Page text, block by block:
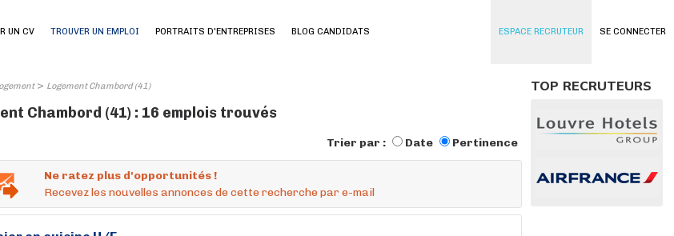
SE CONNECTER
UN CV TROUVER UN EMPLOI PORTRAITS D'ENTREPRISES BLOG CANDIDATS ESPACE RECRUTEUR
> Logement Chambord (41)
Chambord (41) : 16 emplois trouvés
Trier par : Date Pertinence
Ne ratez plus d'opportunités !
Recevez les nouvelles annonces de cette recherche par e-mail
TOP RECRUTEURS